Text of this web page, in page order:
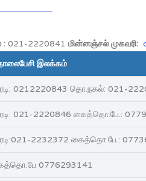
: 021-2220841 மின்னஞ்சல் முகவரி:
இலக்கம்
0212220843 தொ.நகல்: 021-
021-2220846 கைத்தொ.பே.:
2232372 கைத்தொ.பே.:
0776293141